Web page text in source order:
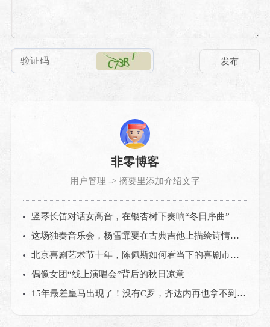
非零博客
用户管理 -> 摘要里添加介绍文字
竖琴长笛对话女高音，在银杏树下奏响“冬日序曲”
这场独奏音乐会，杨雪霏要在古典吉他上描绘诗情画意的中国
北京喜剧艺术节十年，陈佩斯如何看当下的喜剧市场？
偶像女团“线上演唱会”背后的秋日凉意
15年最差皇马出现了！没有C罗，齐达内再也拿不到欧冠？